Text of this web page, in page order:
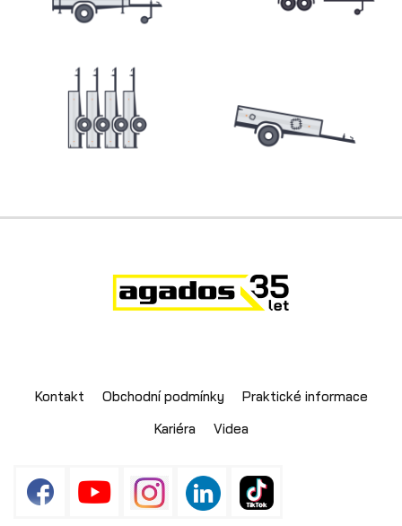
Skladové přívěsy
Výprodej
Kontakt Obchodní podmínky
Praktické informace
Kariéra
Videa